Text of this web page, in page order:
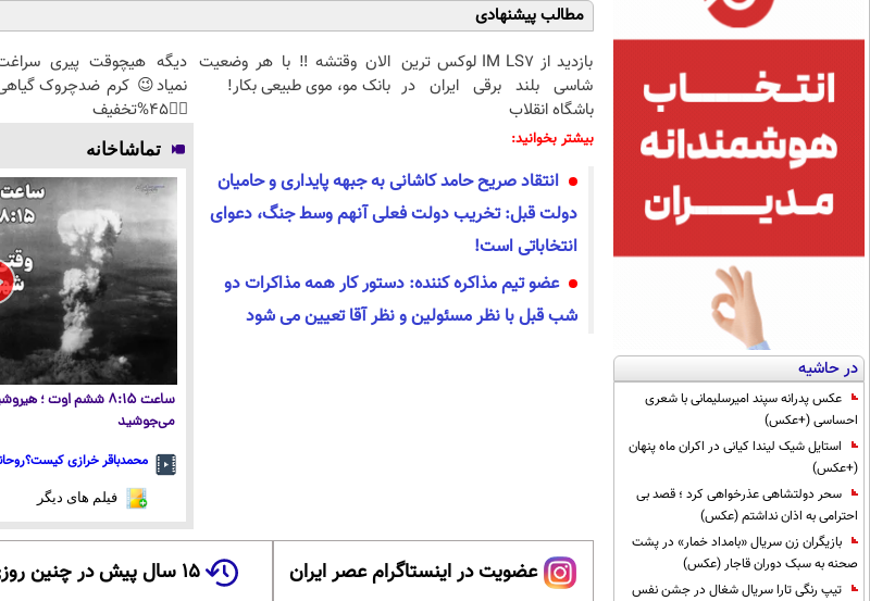
در حاشیه
عکس پدرانه سپند امیرسلیمانی با شعری
احساسی (+عکس)
استایل شیک لیندا کیانی در اکران ماه پنهان
(+عکس)
سحر دولتشاهی عذرخواهی کرد ؛ قصد بی
احترامی به اذان نداشتم (عکس)
بازیگران زن سریال «بامداد خمار» در پشت
صحنه به سبک دوران قاجار (عکس)
تیپ رنگی تارا سریال شغال در جشن نفس
مطالب پیشنهادی
بازدید از IM LS7 لوکس ترین
شاسی بلند برقی ایران در
باشگاه انقلاب
الان وقتشه‼️ با هر وضعیت
بانک مو، موی طبیعی بکار!
دیگه هیچوقت پیری
نمیاد😉 کرم ضدچروک
👈🏻45%تخفیف
بیشتر بخوانید:
انتقاد صریح حامد کاشانی به جبهه پایداری و حامیان
دولت قبل: تخریب دولت فعلی آنهم وسط جنگ، دعوای
انتخاباتی است!
عضو تیم مذاکره کننده: دستور کار همه مذاکرات دو
شب قبل با نظر مسئولین و نظر آقا تعیین می شود
تماشاخانه
ساعت ۸:۱۵ ششم اوت ؛
می‌جوشید
محمدباقر خرازی
فیلم های دیگر
عضویت در اینستاگرام عصر ایران ۱۵ سال پیش در چنین روزی